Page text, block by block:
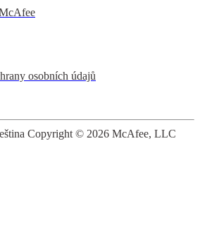
osobních údajů
Copyright © 2026 McAfee, LLC